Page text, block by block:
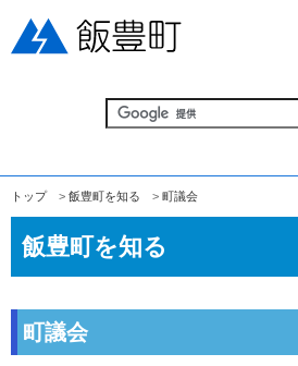
トップ > 飯豊町を知る > 町議会
飯豊町を知る
町議会